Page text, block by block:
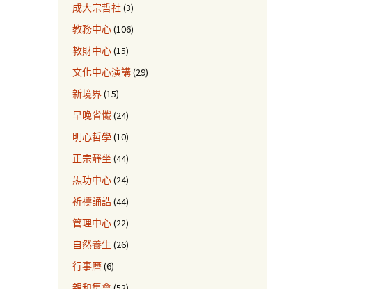
成大宗哲社(3)
教務中心(106)
教財中心(15)
文化中心演講(29)
新境界(15)
早晚省懺(24)
明心哲學(10)
正宗靜坐 (44)
炁功中心(24)
祈禱誦誥(44)
管理中心(22)
自然養生 (26)
行事曆(6)